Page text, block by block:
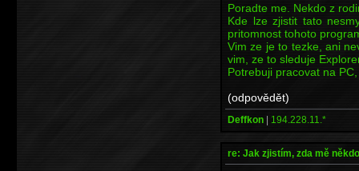
Poradte me. Nekdo z
Kde lze zjistit tato
pritomnost tohoto
Vim ze je to tezke, ani
vim, ze to sleduje
Potrebuji pracovat na
(odpovědět)
Deffkon | 194.228.11.*
re: Jak zjistím, zda mě